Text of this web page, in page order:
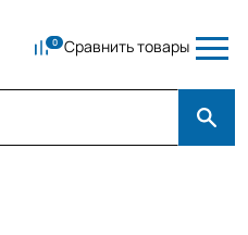
Сравнить товары